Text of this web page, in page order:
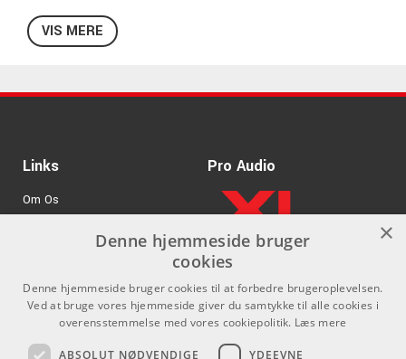
radius. Clips-basen kan stå af sig selv på en plan overflade,
eller monteres på alle flader med en tykkelse på op til 25
C kabel medfølger.
2 separate LED-nodelamper i én
Klemmevidde: 25 mm
Fleksible svanehalse
medfølger ikke)
USB A-C kabel til opladning
Vægt: 11 g
VIS MERE
Links
Om Os
GDPR & Cookies
Pro Audio
.
Kontakt Sociale medier
×
Denne hjemmeside bruger
cookies
Denne hjemmeside bruger cookies til at forbedre brugeroplevelsen.
Ved at bruge vores hjemmeside giver du samtykke til alle cookies i
overensstemmelse med vores cookiepolitik. Læs mere
ABSOLUT NØDVENDIGE YDEEVNE